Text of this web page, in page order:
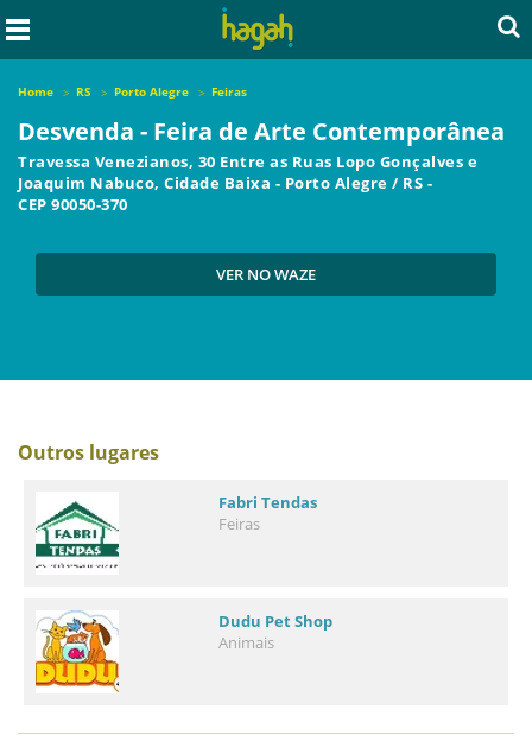
Home RS Porto Alegre Feiras
Desvenda - Feira de Arte Contemporânea
Travessa Venezianos, 30 Entre as Ruas Lopo Gonçalves e
Joaquim Nabuco, Cidade Baixa - Porto Alegre / RS -
CEP 90050-370
VER NO WAZE
Outros lugares
Fabri Tendas
Feiras
Dudu Pet Shop
Animais